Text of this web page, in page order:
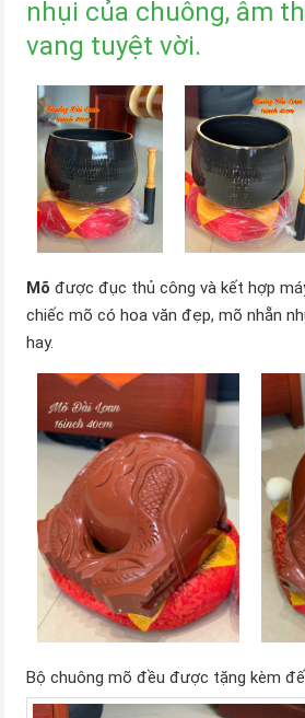
nhụi của chuông, âm
vang tuyệt vời.
Mõ được đục thủ công và kết hợp
chiếc mõ có hoa văn đẹp, mõ nhẵn
hay.
Bộ chuông mõ đều được tặng kèm đế